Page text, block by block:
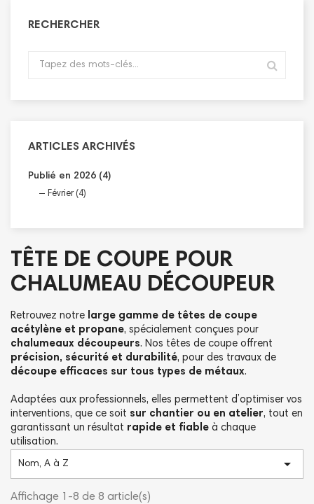
RECHERCHER
ARTICLES ARCHIVÉS
Publié en 2026 (4)
Février (4)
TÊTE DE COUPE POUR
CHALUMEAU DÉCOUPEUR
Retrouvez notre large gamme de têtes de coupe
acétylène et propane, spécialement conçues pour
chalumeaux découpeurs. Nos têtes de coupe offrent
précision, sécurité et durabilité, pour des travaux de
découpe efficaces sur tous types de métaux.
Adaptées aux professionnels, elles permettent d’optimiser vos
interventions, que ce soit sur chantier ou en atelier, tout en
garantissant un résultat rapide et fiable à chaque
utilisation.
Nom, A à Z 
Affichage 1-8 de 8 article(s)